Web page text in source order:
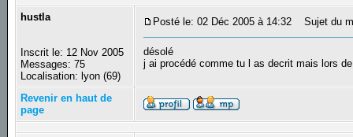
hustla
Inscrit le: 12 Nov 2005
Messages: 75
Localisation: lyon (69)
Posté le: 02 Déc 2005 à 14:32 Sujet du
désolé
j ai procédé comme tu l as decrit mais lors
Revenir en haut de
page